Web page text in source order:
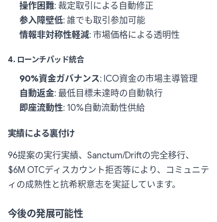
操作困難: 裁定取引による自動修正
参入障壁低: 誰でも取引参加可能
情報非対称性軽減: 市場価格による透明性
4. ローンチパッド統合
90%資金ガバナンス: ICO資金の市場主導管理
自動返金: 最低目標未達時の自動執行
即座流動性: 10%自動流動性供給
実績による裏付け
96提案の実行実績、Sanctum/Driftの完全移行、
$6M OTCディスカウント拒否等により、コミュニテ
ィの成熟性と抗希釈意志を実証しています。
今後の発展可能性